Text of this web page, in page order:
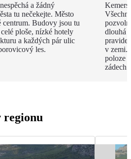
a žádný
tu nečekejte. Město
centrum. Budovy jsou tu
ploše, nízké hotely
a každých pár ulic
les.
dlouhá
v zemi.
poloze
zádech.
regionu